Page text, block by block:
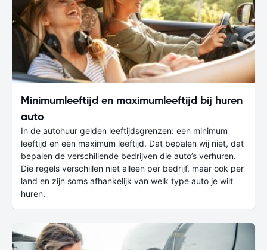
Minimumleeftijd en maximumleeftijd bij huren
auto
In de autohuur gelden leeftijdsgrenzen: een minimum
leeftijd en een maximum leeftijd. Dat bepalen wij niet, dat
bepalen de verschillende bedrijven die auto’s verhuren.
Die regels verschillen niet alleen per bedrijf, maar ook per
land en zijn soms afhankelijk van welk type auto je wilt
huren.